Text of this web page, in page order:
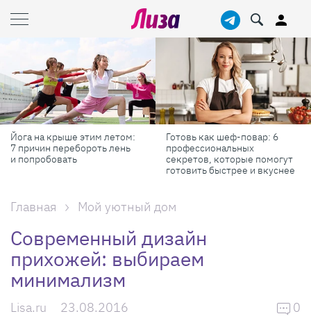
Йога на крыше этим летом:
7 причин перебороть лень
и попробовать
Готовь как шеф-повар: 6
профессиональных
секретов, которые помогут
готовить быстрее и вкуснее
Главная Мой уютный дом
Современный дизайн
прихожей: выбираем
минимализм
Lisa.ru 23.08.2016 0